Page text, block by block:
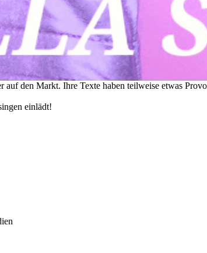
auf den Markt. Ihre Texte haben teilweise etwas
einlädt!